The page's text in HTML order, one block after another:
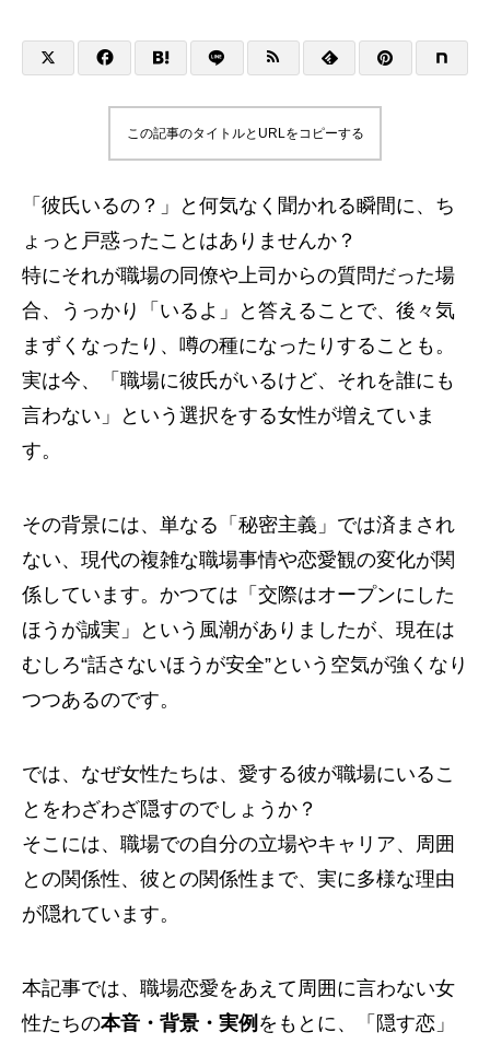
この記事のタイトルとURLをコピーする
「彼氏いるの？」と何気なく聞かれる瞬間に、ち
ょっと戸惑ったことはありませんか？
特にそれが職場の同僚や上司からの質問だった場
合、うっかり「いるよ」と答えることで、後々気
まずくなったり、噂の種になったりすることも。
実は今、「職場に彼氏がいるけど、それを誰にも
言わない」という選択をする女性が増えていま
す。
その背景には、単なる「秘密主義」では済まされ
ない、現代の複雑な職場事情や恋愛観の変化が関
係しています。かつては「交際はオープンにした
ほうが誠実」という風潮がありましたが、現在は
むしろ“話さないほうが安全”という空気が強くなり
つつあるのです。
では、なぜ女性たちは、愛する彼が職場にいるこ
とをわざわざ隠すのでしょうか？
そこには、職場での自分の立場やキャリア、周囲
との関係性、彼との関係性まで、実に多様な理由
が隠れています。
本記事では、職場恋愛をあえて周囲に言わない女
性たちの本音・背景・実例 をもとに、「隠す恋」